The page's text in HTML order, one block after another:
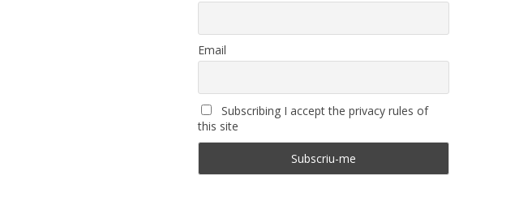
Email
Subscribing I accept the privacy rules of
this site